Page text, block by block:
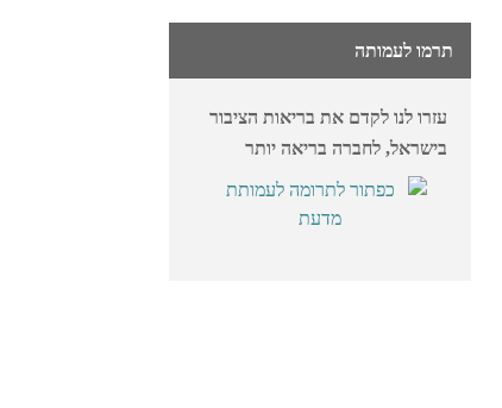
תרמו לעמותה
עזרו לנו לקדם את בריאות הציבור
בישראל, לחברה בריאה יותר